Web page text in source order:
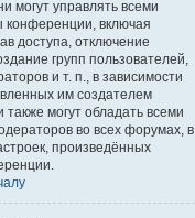
могут управлять всеми
конференции, включая
доступа, отключение
групп пользователей,
и т. п., в зависимости
им создателем
могут обладать всеми
во всех форумах, в
произведённых